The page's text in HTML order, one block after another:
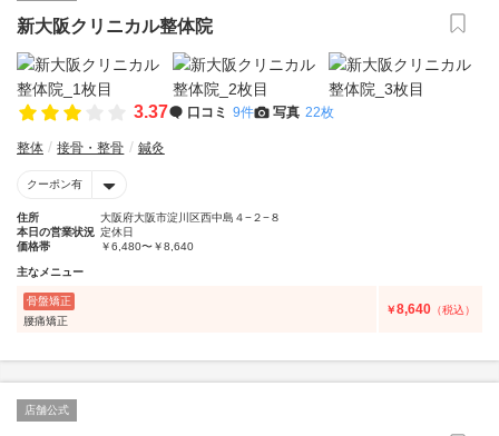
新大阪クリニカル整体院
3.37 口コミ 9件 写真 22枚
整体 接骨・整骨 鍼灸
クーポン有
住所
大阪府大阪市淀川区西中島４−２−８
本日の営業状況 定休日
価格帯
￥6,480〜￥8,640
主なメニュー
骨盤矯正
腰痛矯正
￥8,640 （税込）
店舗公式